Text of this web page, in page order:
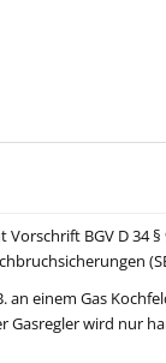
BGV D 34
an einem Gas
wird nur